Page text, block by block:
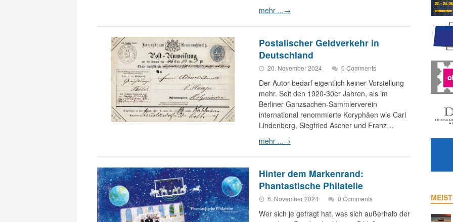
mehr ...→
Postalischer Geldverkehr in
Deutschland
20. November 2024 0 Comments
Der Autor bedarf eigentlich keiner Vorstellung
mehr. Seit den 1920-30er Jahren, als im
Berliner Ganzsachen-Sammlerverein
international renommierte Koryphäen wie Carl
Lindenberg, Siegfried Ascher und Franz…
mehr ...→
Hinter dem Markenrand:
Phantastische Philatelie
6. November 2024 0 Comments
Wer sich je gefragt hat, was sich außerhalb der